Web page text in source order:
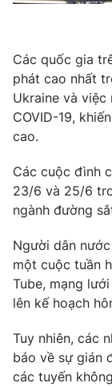
VTV Money
VTV Sức khoẻ
Thị trường
VTV4
VTV9
Liên hệ tòa
Các quốc gia
phát cao nhất
Ukraine và
COVID-19,
cao.
Các cuộc đình
23/6 và 25/6
ngành đường
Người dân
một cuộc tuần
Tube, mạng
lên kế hoạch
Tuy nhiên, các
báo về sự gián
các tuyến